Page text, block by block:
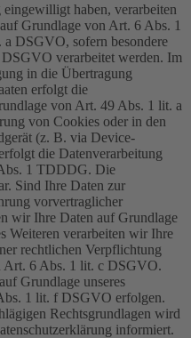
haben, verarbeiten
Grundlage von Art. 6 Abs. 1
DSGVO, sofern besondere
verarbeitet werden. Im
in die Übertragung
erfolgt die
von Art. 49 Abs. 1 lit. a
von Cookies oder in den
(z. B. via Device-
die Datenverarbeitung
1 TDDDG. Die
Sind Ihre Daten zur
vorvertraglicher
wir Ihre Daten auf Grundlage
Weiteren verarbeiten wir Ihre
rechtlichen Verpflichtung
Art. 6 Abs. 1 lit. c DSGVO.
Grundlage unseres
1 lit. f DSGVO erfolgen.
Rechtsgrundlagen wird
informiert.